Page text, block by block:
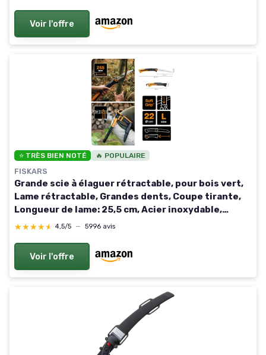
Voir l'offre
⭐ TRÈS BIEN NOTÉ 🔥 POPULAIRE
FISKARS
Grande scie à élaguer rétractable, pour bois vert,
Lame rétractable, Grandes dents, Coupe tirante,
Longueur de lame: 25,5 cm, Acier inoxydable,
Noir/Orange, Xtract, SW75, 1000614 SW 75 -
★★★★★
★★★★★ 4,5/5 — 5996 avis
Voir l'offre